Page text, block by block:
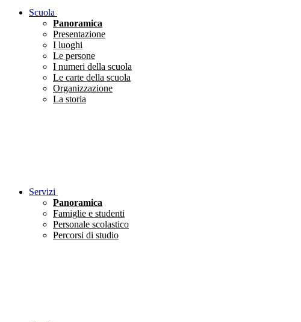
Scuola
Panoramica
Presentazione
I luoghi
Le persone
I numeri della scuola
Le carte della scuola
Organizzazione
La storia
Servizi
Panoramica
Famiglie e studenti
Personale scolastico
Percorsi di studio